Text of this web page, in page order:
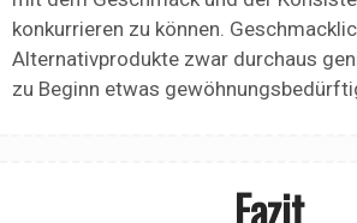
konkurrieren zu können.
Alternativprodukte zwar durchaus
zu Beginn etwas
Fazit